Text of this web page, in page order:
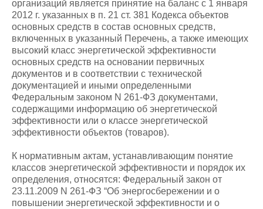
организаций является принятие на баланс с 1 января
2012 г. указанных в п. 21 ст. 381 Кодекса объектов
основных средств в состав основных средств,
включенных в указанный Перечень, а также имеющих
высокий класс энергетической эффективности
основных средств на основании первичных
документов и в соответствии с технической
документацией и иными определенными
Федеральным законом N 261-ФЗ документами,
содержащими информацию об энергетической
эффективности или о классе энергетической
эффективности объектов (товаров).
К нормативным актам, устанавливающим понятие
классов энергетической эффективности и порядок их
определения, относятся: Федеральный закон от
23.11.2009 N 261-ФЗ “Об энергосбережении и о
повышении энергетической эффективности и о